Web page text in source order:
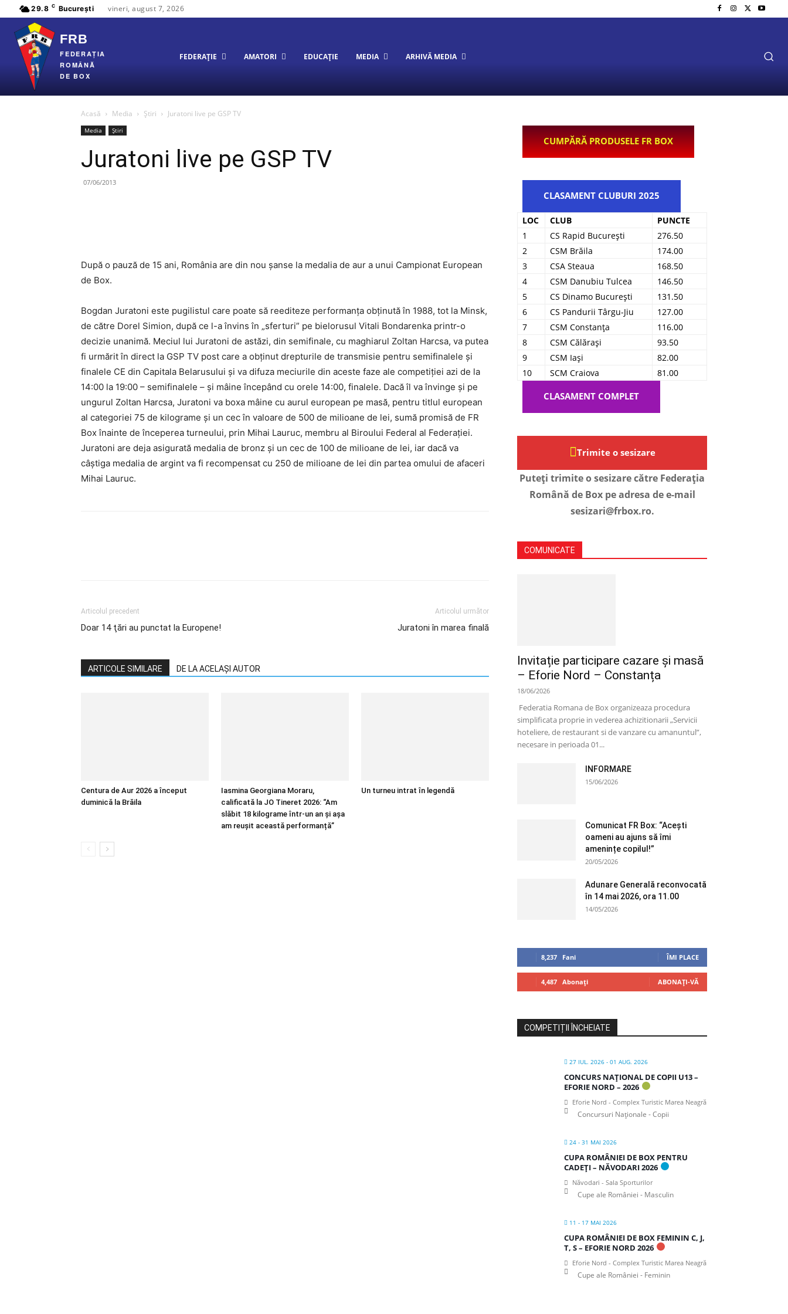
29.8 C București vineri, august 7, 2026
FRB
FEDERAȚIA
ROMÂNĂ
DE BOX
FEDERAȚIE AMATORI EDUCAȚIE MEDIA ARHIVĂ MEDIA
Acasă Media Știri Juratoni live pe GSP TV
Media Știri
Juratoni live pe GSP TV
07/06/2013
După o pauză de 15 ani, România are din nou şanse la medalia de aur a unui Campionat European
de Box.
Bogdan Juratoni este pugilistul care poate să reediteze performanţa obţinută în 1988, tot la Minsk,
de către Dorel Simion, după ce l-a învins în „sferturi” pe bielorusul Vitali Bondarenka printr-o
decizie unanimă. Meciul lui Juratoni de astăzi, din semifinale, cu maghiarul Zoltan Harcsa, va putea
fi urmărit în direct la GSP TV post care a obţinut drepturile de transmisie pentru semifinalele şi
finalele CE din Capitala Belarusului şi va difuza meciurile din aceste faze ale competiţiei azi de la
14:00 la 19:00 – semifinalele – şi mâine începând cu orele 14:00, finalele. Dacă îl va învinge şi pe
ungurul Zoltan Harcsa, Juratoni va boxa mâine cu aurul european pe masă, pentru titlul european
al categoriei 75 de kilograme şi un cec în valoare de 500 de milioane de lei, sumă promisă de FR
Box înainte de începerea turneului, prin Mihai Lauruc, membru al Biroului Federal al Federaţiei.
Juratoni are deja asigurată medalia de bronz şi un cec de 100 de milioane de lei, iar dacă va
câştiga medalia de argint va fi recompensat cu 250 de milioane de lei din partea omului de afaceri
Mihai Lauruc.
Articolul precedent
Doar 14 ţări au punctat la Europene!
Articolul următor
Juratoni în marea finală
ARTICOLE SIMILARE DE LA ACELAȘI AUTOR
Centura de Aur 2026 a început
duminică la Brăila
Iasmina Georgiana Moraru,
calificată la JO Tineret 2026: “Am
slăbit 18 kilograme într-un an și așa
am reușit această performanță”
Un turneu intrat în legendă
CUMPĂRĂ PRODUSELE FR BOX
CLASAMENT CLUBURI 2025
LOC CLUB
PUNCTE
1
CS Rapid București
276.50
2
CSM Brăila
174.00
3
CSA Steaua
168.50
4
CSM Danubiu Tulcea
146.50
5
CS Dinamo București
131.50
6
CS Pandurii Târgu-Jiu
127.00
7
CSM Constanța
116.00
8
CSM Călărași
93.50
9
CSM Iași
82.00
10
SCM Craiova 81.00
CLASAMENT COMPLET
Trimite o sesizare
Puteți trimite o sesizare către Federația
Română de Box pe adresa de e-mail
sesizari@frbox.ro.
COMUNICATE
Invitație participare cazare și masă
– Eforie Nord – Constanța
18/06/2026
Federatia Romana de Box organizeaza procedura
simplificata proprie in vederea achizitionarii „Servicii
hoteliere, de restaurant si de vanzare cu amanuntul”,
necesare in perioada 01...
INFORMARE
15/06/2026
Comunicat FR Box: “Acești
oameni au ajuns să îmi
amenințe copilul!”
20/05/2026
Adunare Generală reconvocată
în 14 mai 2026, ora 11.00
14/05/2026
8,237 Fani ÎMI PLACE
4,487 Abonați ABONAȚI-VĂ
COMPETIȚII ÎNCHEIATE
27 IUL. 2026 - 01 AUG. 2026
CONCURS NAȚIONAL DE COPII U13 –
EFORIE NORD – 2026
Eforie Nord - Complex Turistic Marea Neagră
Concursuri Naționale - Copii
24 - 31 MAI 2026
CUPA ROMÂNIEI DE BOX PENTRU
CADEȚI – NĂVODARI 2026
Năvodari - Sala Sporturilor
Cupe ale României - Masculin
11 - 17 MAI 2026
CUPA ROMÂNIEI DE BOX FEMININ C, J,
T, S – EFORIE NORD 2026
Eforie Nord - Complex Turistic Marea Neagră
Cupe ale României - Feminin